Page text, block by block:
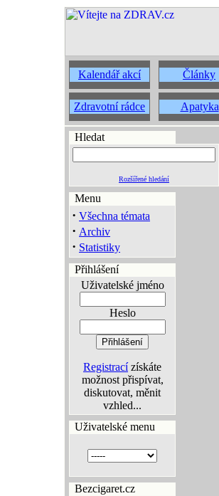
Kalendář akcí Články
Zdravotní rádce Apatyka
Hledat
Rozšířené hledání
Menu
· Všechna témata
· Archiv
· Statistiky
Přihlášení
Uživatelské jméno
Heslo
Registracízískáte
možnost přispívat,
diskutovat, měnit
vzhled...
Uživatelské menu
Bezcigaret.cz